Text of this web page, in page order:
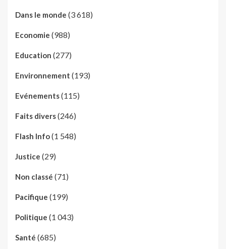
Dans le monde (3 618)
Economie (988)
Education (277)
Environnement (193)
Evénements(115)
Faits divers(246)
Flash Info(1 548)
Justice (29)
Non classé (71)
Pacifique (199)
Politique (1 043)
Santé (685)